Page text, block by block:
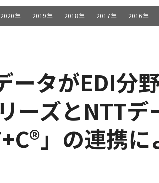
2020年 2019年 2018年 2017年 2016年
ータがEDI分
ーズとNTTデ
」の連携